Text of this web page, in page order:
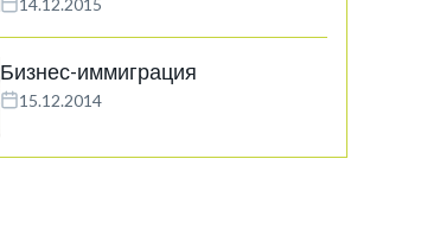
Бизнес-иммиграция
15.12.2014